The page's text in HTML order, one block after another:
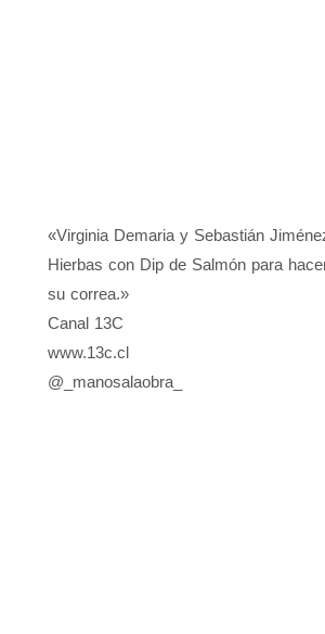
«Virginia Demaria y Sebastián
Hierbas con Dip de Salmón para
su correa.»
Canal 13C
www.13c.cl
@_manosalaobra_